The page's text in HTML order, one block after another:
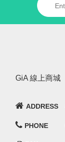
GiA 線上商城
ADDRESS
PHONE